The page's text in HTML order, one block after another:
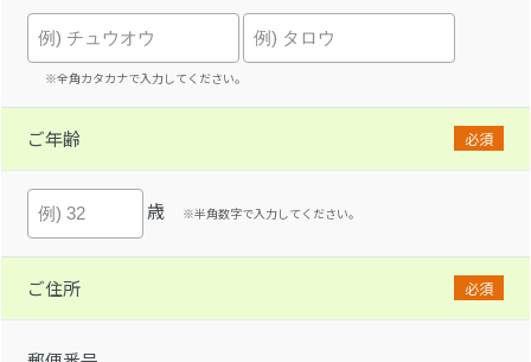
※全角カタカナで入力してください。
ご年齢 必須
歳 ※半角数字で入力してください。
ご住所 必須